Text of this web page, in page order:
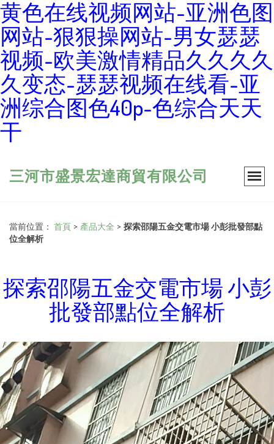
黄色在线视频网站-亚洲色图
网站-狠狠操网站-男女瑟瑟
视频-欧美激情精品久久久久
久变态-瑟瑟视频在线看-亚
洲综合图色40p-色综合天天
干
三河市盛景宏達商貿有限公司
當前位置： 首頁 > 產品大全 > 探索邵陽五金交電市場 小彭批發部點
位全解析
探索邵陽五金交電市場 小彭
批發部點位全解析